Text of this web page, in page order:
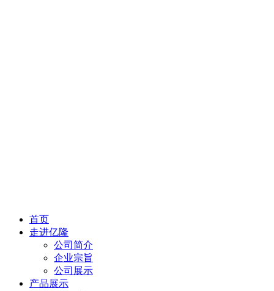
首页
走进亿隆
公司简介
企业宗旨
公司展示
产品展示